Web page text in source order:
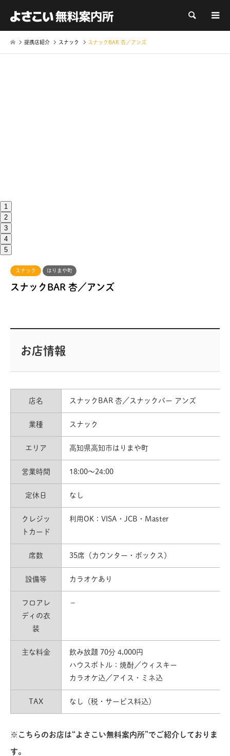
検索
提携店紹介 スナック スナックBAR 杏／アンズ
1
2
3
4
5
スナック はりまや町
スナックBAR 杏／アンズ
お店情報
店名 スナックBAR 杏／スナックバー アンズ
業種 スナック
エリア 高知県高知市はりまや町
営業時間 18:00〜24:00
定休日 なし
クレジッ
トカード
利用OK：VISA・JCB・Master
席数 35席（カウンター・ボックス）
設備等 カラオケあり
フロアレ
ディの衣
装
－
主な料金
飲み放題 70分 4,000円
ハウスボトル：焼酎／ウィスキー
カラオケ込／アイス・ミネ込
TAX なし（税・サービス料込）
※こちらのお店は“よさこい無料案内所”でご紹介しておりま
す。